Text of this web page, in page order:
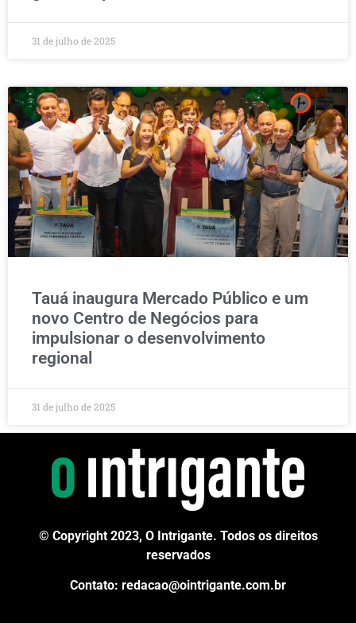
31 de julho de 2025
Tauá inaugura Mercado Público e um
novo Centro de Negócios para
impulsionar o desenvolvimento
regional
31 de julho de 2025
© Copyright 2023, O Intrigante. Todos os direitos
reservados
Contato: redacao@ointrigante.com.br